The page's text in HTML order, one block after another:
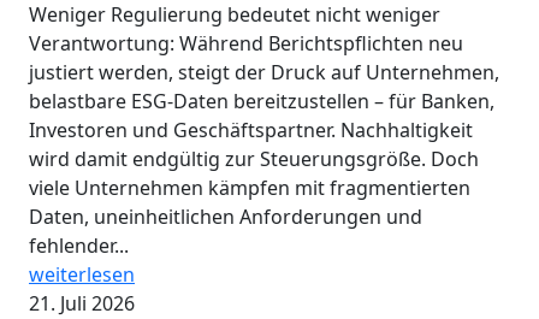
Weniger Regulierung bedeutet nicht weniger
Verantwortung: Während Berichtspflichten neu
justiert werden, steigt der Druck auf Unternehmen,
belastbare ESG-Daten bereitzustellen – für Banken,
Investoren und Geschäftspartner. Nachhaltigkeit
wird damit endgültig zur Steuerungsgröße. Doch
viele Unternehmen kämpfen mit fragmentierten
Daten, uneinheitlichen Anforderungen und
fehlender...
weiterlesen
21. Juli 2026